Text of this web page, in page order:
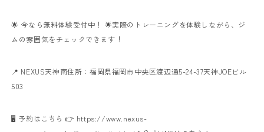
🌟 今なら無料体験受付中！ 🌟実際のトレーニングを体験しながら、ジ
ムの雰囲気をチェックできます！
📍 NEXUS天神南住所：福岡県福岡市中央区渡辺通5-24-37天神JOEビル
503
🖥️ 予約はこちら 👉 https://www.nexus-